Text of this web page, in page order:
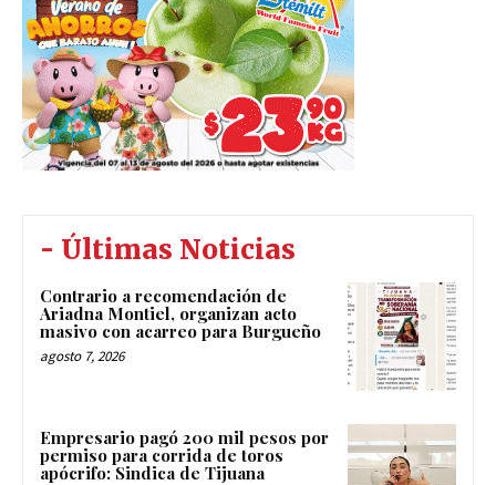
- Últimas Noticias
Contrario a recomendación de
Ariadna Montiel, organizan acto
masivo con acarreo para Burgueño
agosto 7, 2026
Empresario pagó 200 mil pesos por
permiso para corrida de toros
apócrifo: Sindica de Tijuana